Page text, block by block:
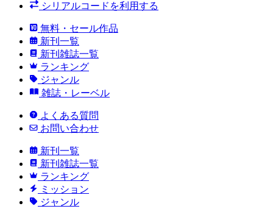
シリアルコードを利用する
無料・セール作品
新刊一覧
新刊雑誌一覧
ランキング
ジャンル
雑誌・レーベル
よくある質問
お問い合わせ
新刊一覧
新刊雑誌一覧
ランキング
ミッション
ジャンル